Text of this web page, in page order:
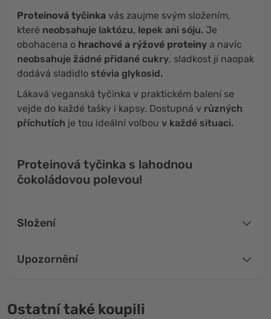
Proteinová tyčinka vás zaujme svým složením,
které neobsahuje laktózu, lepek ani sóju. Je
obohacena o hrachové a rýžové proteiny a navíc
neobsahuje žádné přidané cukry, sladkost jí naopak
dodává sladidlo stévia glykosid.
Lákavá veganská tyčinka v praktickém balení se
vejde do každé tašky i kapsy. Dostupná v různých
příchutích je tou ideální volbou v každé situaci.
Proteinová tyčinka s lahodnou
čokoládovou polevou!
Složení
Upozornění
Ostatní také koupili